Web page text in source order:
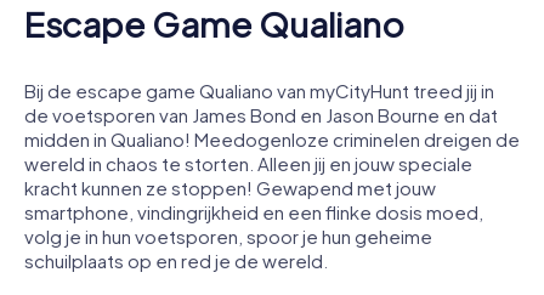
Escape Game Qualiano
Bij de escape game Qualiano van myCityHunt treed jij in
de voetsporen van James Bond en Jason Bourne en dat
midden in Qualiano! Meedogenloze criminelen dreigen de
wereld in chaos te storten. Alleen jij en jouw speciale
kracht kunnen ze stoppen! Gewapend met jouw
smartphone, vindingrijkheid en een flinke dosis moed,
volg je in hun voetsporen, spoor je hun geheime
schuilplaats op en red je de wereld.